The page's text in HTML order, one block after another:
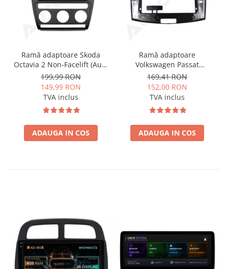
Ramă adaptoare Skoda
Octavia 2 Non-Facelift (Auto
A/C) 2004-2009 - fațetă
213×133 (RNS 510 / RCD
330), montaj dedicat
199,99 RON
149,99 RON
TVA inclus
ADAUGA IN COS
Ramă adaptoare
Volkswagen Passat
B6/B7/CC 2011-2015 -
navigație Android 10.1″,
montaj dedicat
169,41 RON
152,00 RON
TVA inclus
ADAUGA IN COS